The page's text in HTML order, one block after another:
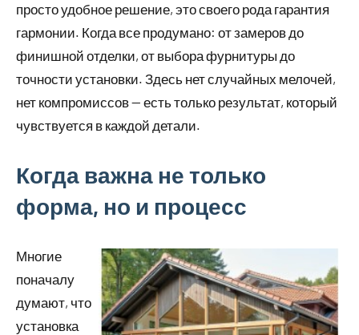
просто удобное решение, это своего рода гарантия
гармонии. Когда все продумано: от замеров до
финишной отделки, от выбора фурнитуры до
точности установки. Здесь нет случайных мелочей,
нет компромиссов — есть только результат, который
чувствуется в каждой детали.
Когда важна не только
форма, но и процесс
Многие
поначалу
думают, что
установка